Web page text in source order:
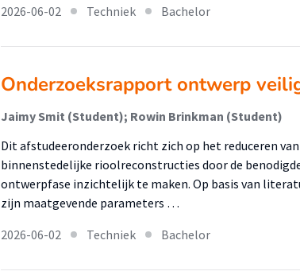
2026-06-02
Techniek Bachelor
Onderzoeksrapport ontwerp
Jaimy Smit (Student); Rowin Brinkman (Student)
Dit afstudeeronderzoek richt zich op het reduceren
binnenstedelijke rioolreconstructies door de
ontwerpfase inzichtelijk te maken. Op basis van
zijn maatgevende parameters …
2026-06-02
Techniek Bachelor